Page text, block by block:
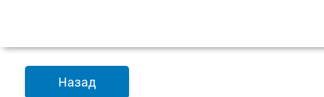
Назад